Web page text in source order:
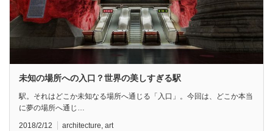
未知の場所への入口？世界の美しすぎる駅
駅。それはどこか未知なる場所へ通じる「入口」。今回は、どこか本当
に夢の場所へ通じ…
2018/2/12 architecture, art